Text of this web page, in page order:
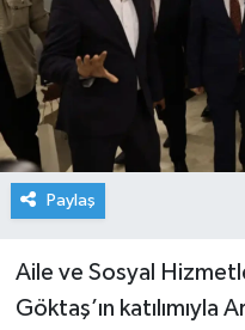
Paylaş
Aile ve Sosyal
Göktaş’ın